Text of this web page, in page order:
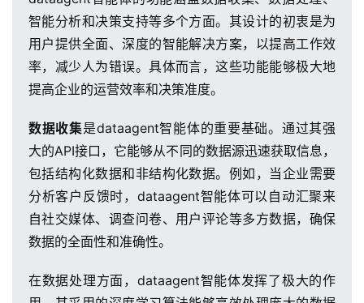
智能分析和决策支持等多个方面。其设计的初衷是为
用户提供全面、深度的智能解决方案，以提高工作效
率，减少人为错误。具体而言，这些功能能够极大地
提高企业的运营效率和决策准度。
数据收集是dataagent智能体的重要基础。通过其强
大的API接口，它能够从不同的数据源迅速获取信息，
包括结构化数据和非结构化数据。例如，当企业需要
分析客户反馈时，dataagent智能体可以自动汇聚来
自社交媒体、调查问卷、用户评论等多方数据，确保
数据的全面性和准确性。
在数据处理方面，dataagent智能体发挥了极大的作